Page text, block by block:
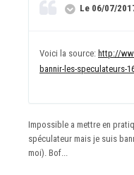
Le 06/07/
Voici la source: http://
bannir-les-speculateurs-
Impossible a mettre en
spéculateur mais je suis
moi). Bof...